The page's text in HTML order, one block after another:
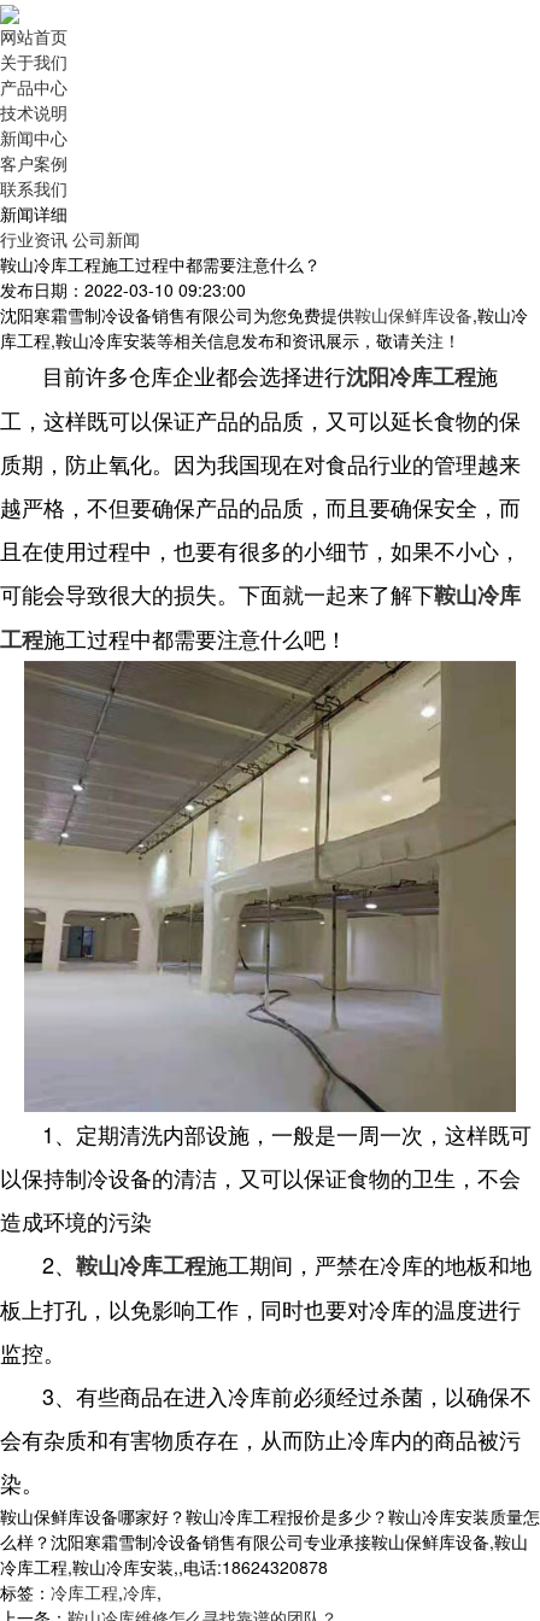
网站首页
关于我们
产品中心
技术说明
新闻中心
客户案例
联系我们
新闻详细
行业资讯 公司新闻
鞍山冷库工程施工过程中都需要注意什么？
发布日期：2022-03-10 09:23:00
沈阳寒霜雪制冷设备销售有限公司为您免费提供鞍山保鲜库设备,鞍山冷
库工程,鞍山冷库安装等相关信息发布和资讯展示，敬请关注！
目前许多仓库企业都会选择进行沈阳冷库工程施
工，这样既可以保证产品的品质，又可以延长食物的保
质期，防止氧化。因为我国现在对食品行业的管理越来
越严格，不但要确保产品的品质，而且要确保安全，而
且在使用过程中，也要有很多的小细节，如果不小心，
可能会导致很大的损失。下面就一起来了解下鞍山冷库
工程施工过程中都需要注意什么吧！
1、定期清洗内部设施，一般是一周一次，这样既可
以保持制冷设备的清洁，又可以保证食物的卫生，不会
造成环境的污染
2、 鞍山冷库工程施工期间，严禁在冷库的地板和地
板上打孔，以免影响工作，同时也要对冷库的温度进行
监控。
3、有些商品在进入冷库前必须经过杀菌，以确保不
会有杂质和有害物质存在，从而防止冷库内的商品被污
染。
鞍山保鲜库设备哪家好？鞍山冷库工程报价是多少？鞍山冷库安装质量怎
么样？沈阳寒霜雪制冷设备销售有限公司专业承接鞍山保鲜库设备,鞍山
冷库工程,鞍山冷库安装,,电话:18624320878
标签： 冷库工程,冷库,